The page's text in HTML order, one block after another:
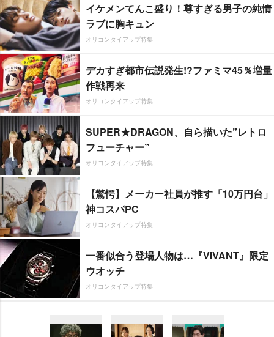
イケメンてんこ盛り！尊すぎる男子の純情
ラブに胸キュン
オリコンタイアップ特集
デカすぎ都市伝説発生!?ファミマ45％増量
作戦再来
オリコンタイアップ特集
SUPER★DRAGON、自ら描いた”レトロ
フューチャー”
オリコンタイアップ特集
【驚愕】メーカー社員が推す「10万円台」
神コスパPC
オリコンタイアップ特集
一番似合う登場人物は…『VIVANT』限定
ウオッチ
オリコンタイアップ特集